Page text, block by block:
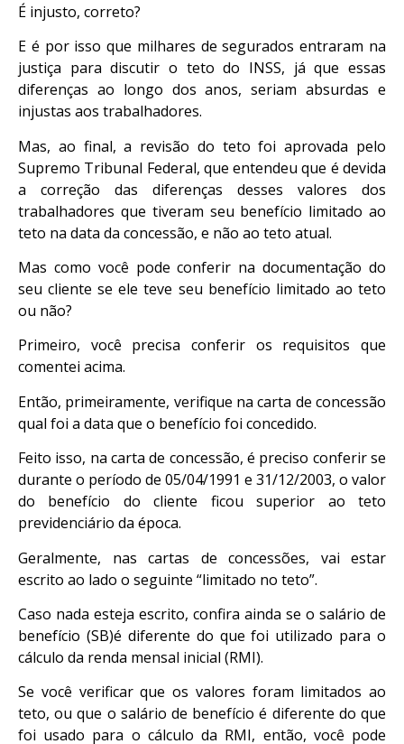
É injusto, correto?
E é por isso que milhares de segurados entraram na
justiça para discutir o teto do INSS, já que essas
diferenças ao longo dos anos, seriam absurdas e
injustas aos trabalhadores.
Mas, ao final, a revisão do teto foi aprovada pelo
Supremo Tribunal Federal, que entendeu que é devida
a correção das diferenças desses valores dos
trabalhadores que tiveram seu benefício limitado ao
teto na data da concessão, e não ao teto atual.
Mas como você pode conferir na documentação do
seu cliente se ele teve seu benefício limitado ao teto
ou não?
Primeiro, você precisa conferir os requisitos que
comentei acima.
Então, primeiramente, verifique na carta de concessão
qual foi a data que o benefício foi concedido.
Feito isso, na carta de concessão, é preciso conferir se
durante o período de 05/04/1991 e 31/12/2003, o valor
do benefício do cliente ficou superior ao teto
previdenciário da época.
Geralmente, nas cartas de concessões, vai estar
escrito ao lado o seguinte “limitado no teto”.
Caso nada esteja escrito, confira ainda se o salário de
benefício (SB)é diferente do que foi utilizado para o
cálculo da renda mensal inicial (RMI).
Se você verificar que os valores foram limitados ao
teto, ou que o salário de benefício é diferente do que
foi usado para o cálculo da RMI, então, você pode